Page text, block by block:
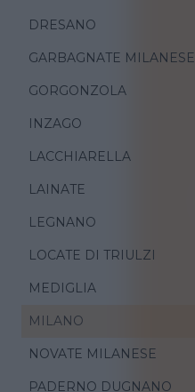
DRESANO
GARBAGNATE MILANESE
GORGONZOLA
INZAGO
LACCHIARELLA
LAINATE
LEGNANO
LOCATE DI TRIULZI
MEDIGLIA
MILANO
NOVATE MILANESE
PADERNO DUGNANO